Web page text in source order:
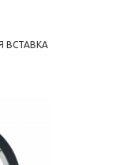
ВСТАВКА